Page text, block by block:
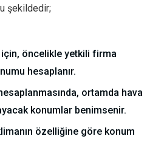
şekildedir;
öncelikle yetkili firma
hesaplanır.
ortamda hava
konumlar benimsenir.
özelliğine göre konum